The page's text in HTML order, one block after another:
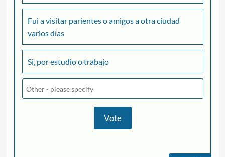
Fui a visitar parientes o amigos a otra ciudad
varios días
Si, por estudio o trabajo